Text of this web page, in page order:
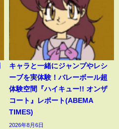
キャラと一緒にジャンプやレシ
ーブを実体験！バレーボール超
体験空間『ハイキュー!! オンザ
コート』レポート(ABEMA
TIMES)
2026年8月6日